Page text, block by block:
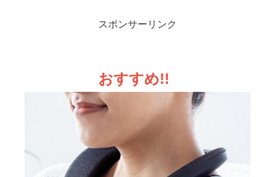
スポンサーリンク
おすすめ!!